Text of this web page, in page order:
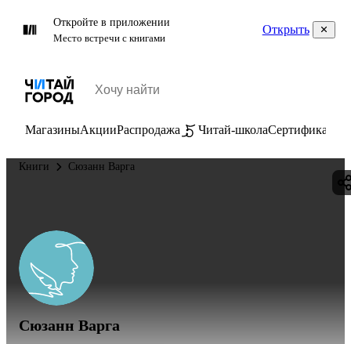
Откройте в приложении
Место встречи с книгами
Открыть
МагазиныАкцииРаспродажа Читай-школаСертификаты
Книги Сюзанн Варга
Сюзанн Варга